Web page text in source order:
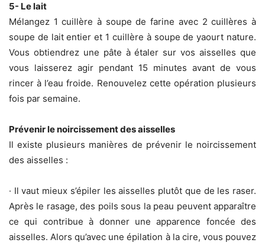
5- Le lait
Mélangez 1 cuillère à soupe de farine avec 2 cuillères à
soupe de lait entier et 1 cuillère à soupe de yaourt nature.
Vous obtiendrez une pâte à étaler sur vos aisselles que
vous laisserez agir pendant 15 minutes avant de vous
rincer à l’eau froide. Renouvelez cette opération plusieurs
fois par semaine.
Prévenir le noircissement des aisselles
Il existe plusieurs manières de prévenir le noircissement
des aisselles :
· Il vaut mieux s’épiler les aisselles plutôt que de les raser.
Après le rasage, des poils sous la peau peuvent apparaître
ce qui contribue à donner une apparence foncée des
aisselles. Alors qu’avec une épilation à la cire, vous pouvez